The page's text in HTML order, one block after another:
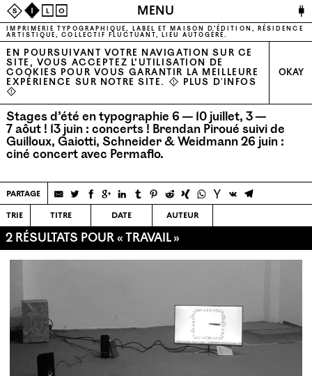
SIL O MENU 🔌
IMPRIMERIE TYPOGRAPHIQUE, LABEL ET MAISON D’ÉDITION, RÉSIDENCE
ARTISTIQUE, COLLECTIF FLUCTUANT, LIEU AUTOGÉRÉ.
EN POURSUIVANT VOTRE NAVIGATION SUR CE
SITE, VOUS ACCEPTEZ L’UTILISATION DE
COOKIES POUR VOUS GARANTIR LA MEILLEURE
EXPÉRIENCE SUR NOTRE SITE. ⚠ PLUS D'INFOS
⚠
OKAY
Stages d’été en typographie 6 — 10 juillet, 3 —
7 aôut ! 13 juin : concerts ! Brendan Piroué suivi de
Guilloux, Gaiotti, Schneider & Weidmann26 juin :
ciné concert avec Permaflo.
partage
trie
titre date auteur
2 RÉSULTATS POUR « TRAVAIL »